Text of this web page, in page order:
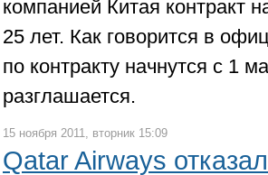
компанией Китая контракт
25 лет. Как говорится в
по контракту начнутся с 1
разглашается.
15 ноября 2011, вторник 15:09
Qatar Airways